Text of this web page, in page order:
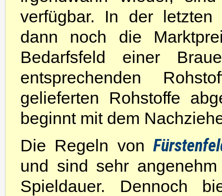
verfügbar. In der
dann noch die
Bedarfsfeld einer
entsprechenden
gelieferten Rohstoffe
beginnt mit dem
Die Regeln von
und sind sehr
Spieldauer. Dennoch